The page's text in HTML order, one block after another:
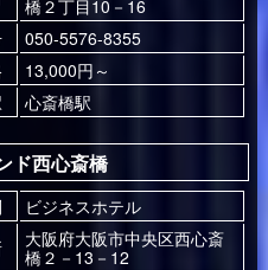
橋２丁目10－16
050-5576-8355
13,000円～
心斎橋駅
ド西心斎橋
ビジネスホテル
大阪府大阪市中央区西心斎
橋２－13－12